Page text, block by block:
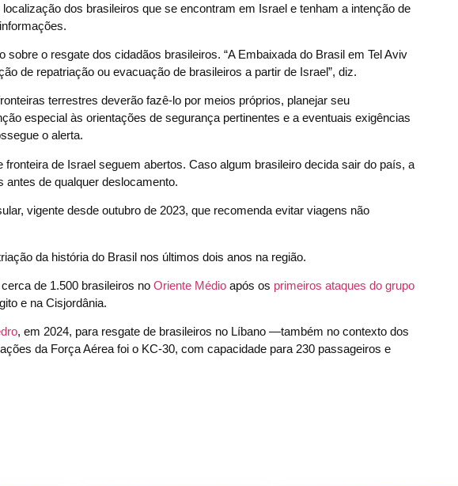
dos brasileiros que se encontram em Israel e tenham a intenção de
o resgate dos cidadãos brasileiros. “A Embaixada do Brasil em Tel Aviv
de repatriação ou evacuação de brasileiros a partir de Israel”, diz.
terrestres deverão fazê-lo por meios próprios, planejar seu
especial às orientações de segurança pertinentes e a eventuais exigências
o alerta.
de Israel seguem abertos. Caso algum brasileiro decida sair do país, a
de qualquer deslocamento.
vigente desde outubro de 2023, que recomenda evitar viagens não
da história do Brasil nos últimos dois anos na região.
de 1.500 brasileiros no Oriente Médio após os primeiros ataques do grupo
e na Cisjordânia.
, em 2024, para resgate de brasileiros no Líbano —também no contexto dos
da Força Aérea foi o KC-30, com capacidade para 230 passageiros e